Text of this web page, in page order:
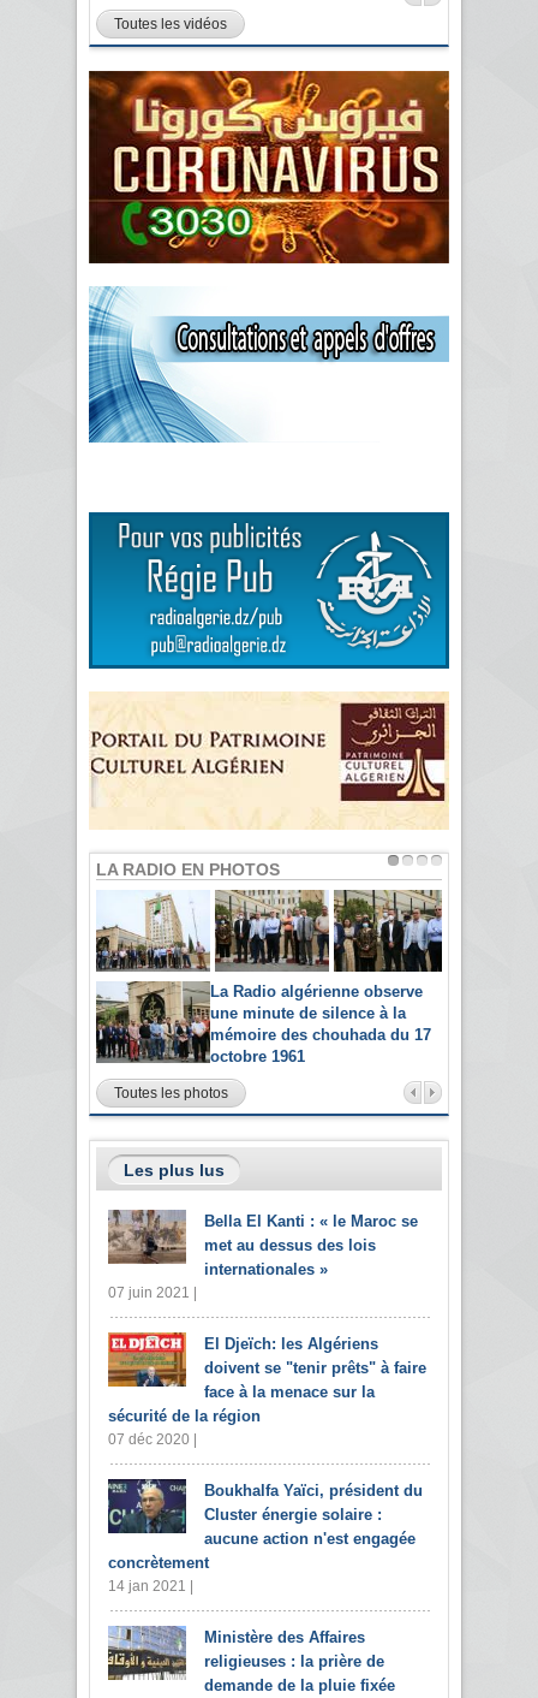
Toutes les vidéos
LA RADIO EN PHOTOS
La Radio algérienne observe
une minute de silence à la
mémoire des chouhada du 17
octobre 1961
Toutes les photos
Les plus lus
Bella El Kanti : « le Maroc se
met au dessus des lois
internationales »
07 juin 2021 |
El Djeïch: les Algériens
doivent se "tenir prêts" à faire
face à la menace sur la
sécurité de la région
07 déc 2020 |
Boukhalfa Yaïci, président du
Cluster énergie solaire :
aucune action n'est engagée
concrètement
14 jan 2021 |
Ministère des Affaires
religieuses : la prière de
demande de la pluie fixée